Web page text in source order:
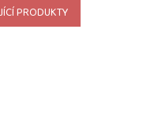
PRODUKTY